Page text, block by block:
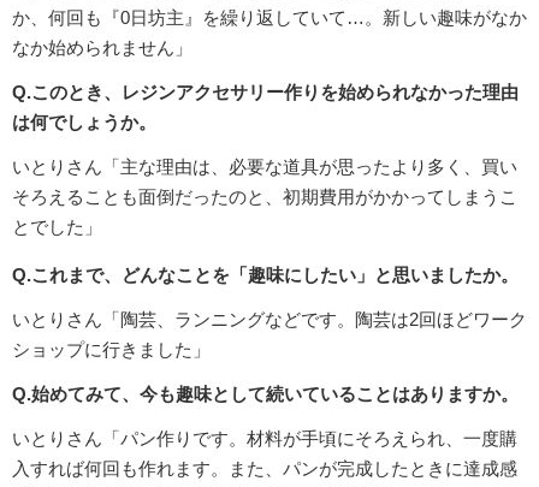
か、何回も『0日坊主』を繰り返していて…。新しい趣味がなか
なか始められません」
Q.このとき、レジンアクセサリー作りを始められなかった理由
は何でしょうか。
いとりさん「主な理由は、必要な道具が思ったより多く、買い
そろえることも面倒だったのと、初期費用がかかってしまうこ
とでした」
Q.これまで、どんなことを「趣味にしたい」と思いましたか。
いとりさん「陶芸、ランニングなどです。陶芸は2回ほどワーク
ショップに行きました」
Q.始めてみて、今も趣味として続いていることはありますか。
いとりさん「パン作りです。材料が手頃にそろえられ、一度購
入すれば何回も作れます。また、パンが完成したときに達成感